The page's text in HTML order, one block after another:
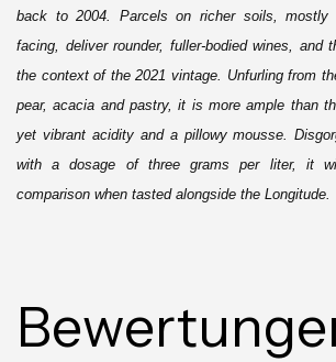
back to 2004. Parcels on richer soils, mostly
facing, deliver rounder, fuller-bodied wines, and
the context of the 2021 vintage. Unfurling from
pear, acacia and pastry, it is more ample than
yet vibrant acidity and a pillowy mousse.
with a dosage of three grams per liter, it
comparison when tasted alongside the Longitude.